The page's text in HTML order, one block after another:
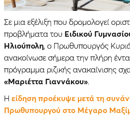
Σε μια εξέλιξη που δρομολογεί
προβλήματα του Ειδικού
Ηλιούπολη, ο Πρωθυπουργός
ανακοίνωσε σήμερα την πλήρη
πρόγραμμα ριζικής ανακαίνισης
«Μαριέττα Γιαννάκου».
Η είδηση προέκυψε μετά τη
Πρωθυπουργού στο Μέγαρο